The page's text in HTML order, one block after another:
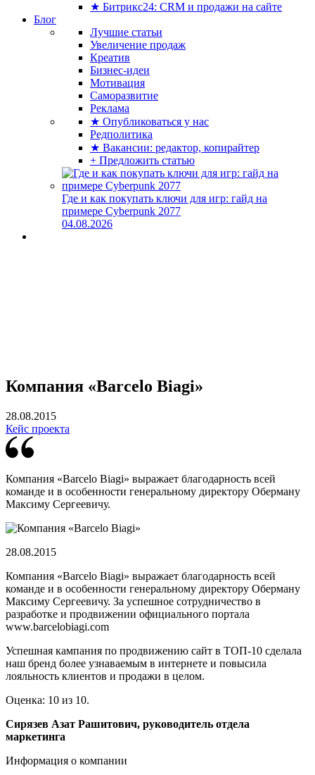
★ Битрикс24: CRM и продажи на сайте
Блог
Лучшие статьи
Увеличение продаж
Креатив
Бизнес-идеи
Мотивация
Саморазвитие
Реклама
★ Опубликоваться у нас
Редполитика
★ Вакансии: редактор, копирайтер
+ Предложить статью
Где и как покупать ключи для игр: гайд на
примере Cyberpunk 2077
04.08.2026
Компания «Barcelo Biagi»
28.08.2015
Кейс проекта
Компания «Barcelo Biagi» выражает благодарность всей
команде и в особенности генеральному директору Оберману
Максиму Сергеевичу.
28.08.2015
Компания «Barcelo Biagi» выражает благодарность всей
команде и в особенности генеральному директору Оберману
Максиму Сергеевичу. За успешное сотрудничество в
разработке и продвижении официального портала
www.barcelobiagi.com
Успешная кампания по продвижению сайт в ТОП-10 сделала
наш бренд более узнаваемым в интернете и повысила
лояльность клиентов и продажи в целом.
Оценка: 10 из 10.
Сирязев Азат Рашитович, руководитель отдела
маркетинга
Информация о компании